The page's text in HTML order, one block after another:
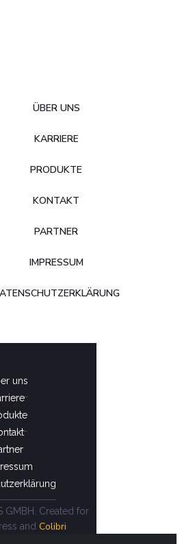
ÜBER UNS
KARRIERE
PRODUKTE
KONTAKT
PARTNER
IMPRESSUM
uns
GMBH. Created for
and Colibri